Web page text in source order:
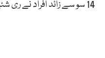
14 سو سے زائد افراد نے ری شئیر کیا۔